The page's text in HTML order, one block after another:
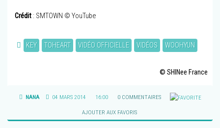
Crédit : SMTOWN © YouTube
KEY TOHEART VIDÉO OFFICIELLE VIDÉOS WOOHYUN
© SHINee France
NANA 04 MARS 2014 16:00 0 COMMENTAIRES
AJOUTER AUX FAVORIS